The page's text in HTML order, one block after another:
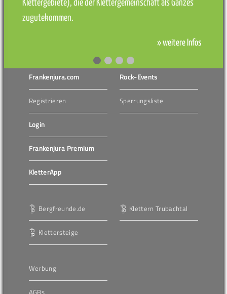
Klettergebiete), die der Klettergemeinschaft als Ganzes
zugutekommen.
» weitere Infos
Frankenjura.com
Registrieren
Login
Frankenjura Premium
KletterApp
Rock-Events
Sperrungsliste
Bergfreunde.de
Klettersteige
Klettern Trubachtal
Werbung
AGBs